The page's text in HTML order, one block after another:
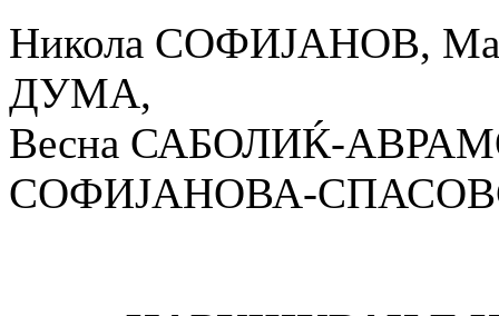
Никола СОФИЈАНОВ,
ДУМА,
Весна САБОЛИЌ-
СОФИЈАНОВА-